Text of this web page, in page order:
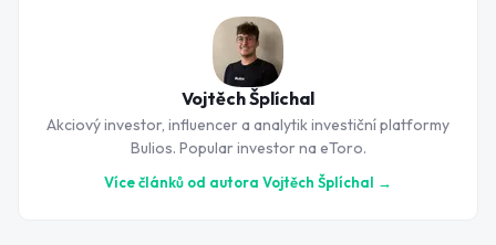
Vojtěch Šplíchal
Akciový investor, influencer a analytik investiční platformy
Bulios. Popular investor na eToro.
Více článků od autora Vojtěch Šplíchal →